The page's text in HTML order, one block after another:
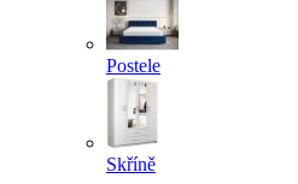
Postele
Skříně